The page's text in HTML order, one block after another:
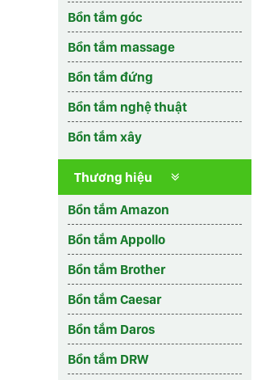
Bồn tắm góc
Bồn tắm massage
Bồn tắm đứng
Bồn tắm nghệ thuật
Bồn tắm xây
Thương hiệu
Bồn tắm Amazon
Bồn tắm Appollo
Bồn tắm Brother
Bồn tắm Caesar
Bồn tắm Daros
Bồn tắm DRW